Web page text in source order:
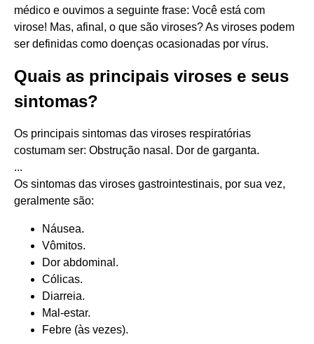
médico e ouvimos a seguinte frase: Você está com
virose! Mas, afinal, o que são viroses? As viroses podem
ser definidas como doenças ocasionadas por vírus.
Quais as principais viroses e seus
sintomas?
Os principais sintomas das viroses respiratórias
costumam ser: Obstrução nasal. Dor de garganta.
...
Os sintomas das viroses gastrointestinais, por sua vez,
geralmente são:
Náusea.
Vômitos.
Dor abdominal.
Cólicas.
Diarreia.
Mal-estar.
Febre (às vezes).